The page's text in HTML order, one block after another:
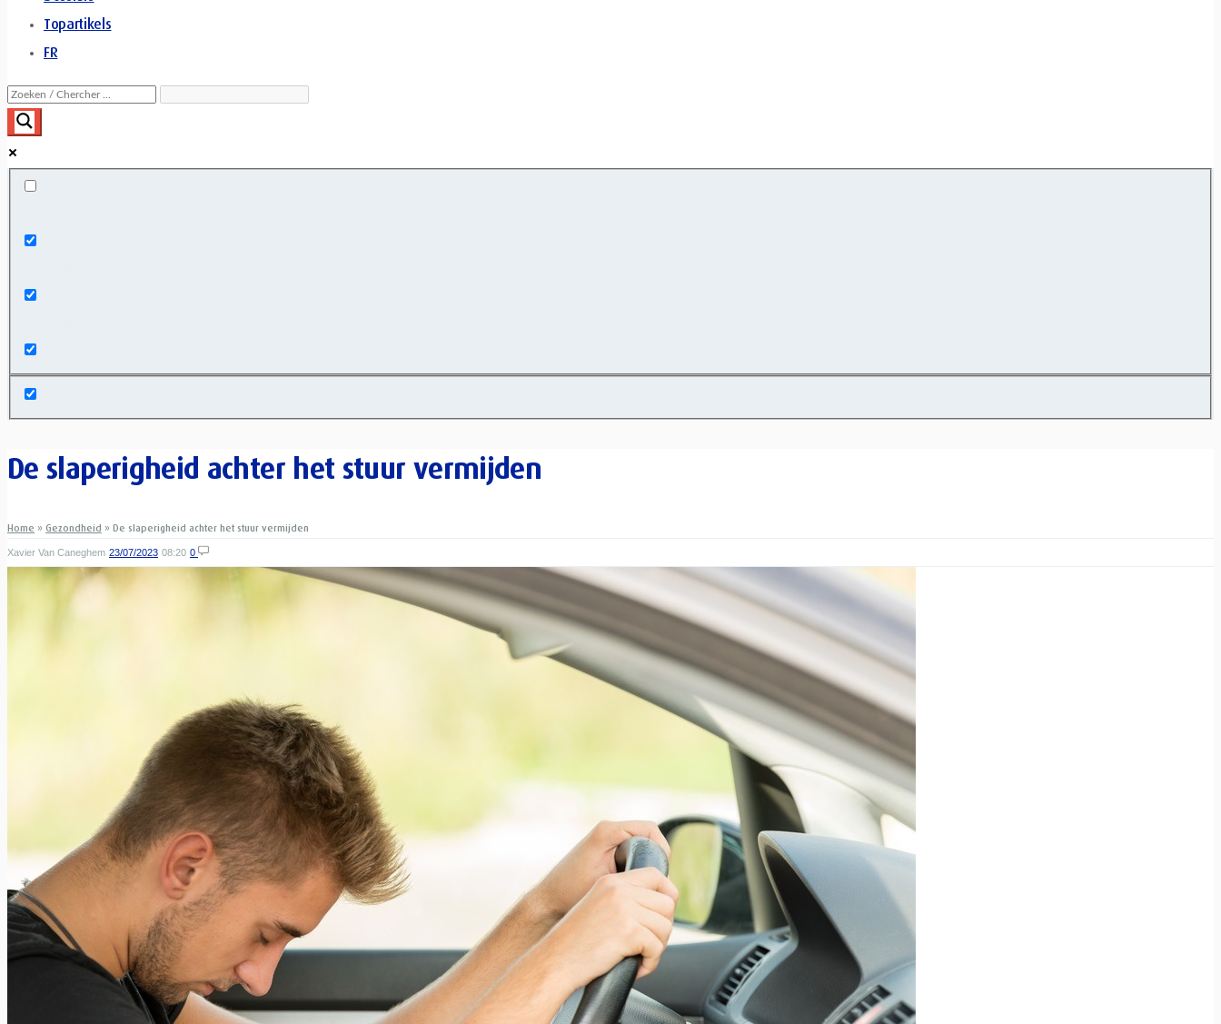
Topartikels
FR
De slaperigheid achter het stuur vermijden
Home » Gezondheid » De slaperigheid achter het stuur vermijden
Xavier Van Caneghem 23/07/2023 08:20 0